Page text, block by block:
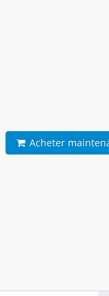
Acheter